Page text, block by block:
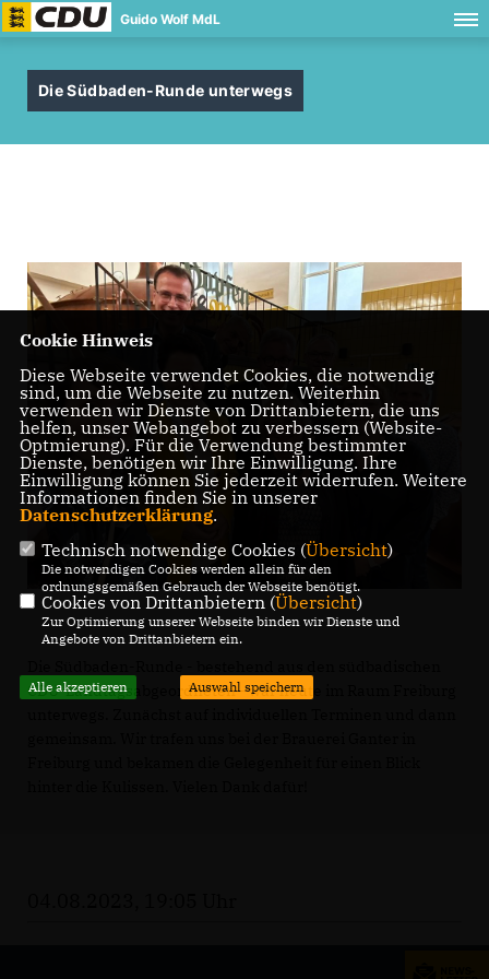
Guido Wolf MdL
Die Südbaden-Runde unterwegs
CDU-Landtagsabgeordneten - war heute im Raum Freiburg
Cookie Hinweis
Diese Webseite verwendet Cookies, die notwendig
sind, um die Webseite zu nutzen. Weiterhin
verwenden wir Dienste von Drittanbietern, die uns
helfen, unser Webangebot zu verbessern (Website-
Optmierung). Für die Verwendung bestimmter
Dienste, benötigen wir Ihre Einwilligung. Ihre
Einwilligung können Sie jederzeit widerrufen. Weitere
Informationen finden Sie in unserer
Datenschutzerklärung.
Technisch notwendige Cookies (Übersicht)
Die notwendigen Cookies werden allein für den
ordnungsgemäßen Gebrauch der Webseite benötigt.
Cookies von Drittanbietern (Übersicht)
Zur Optimierung unserer Webseite binden wir Dienste und
Angebote von Drittanbietern ein.
Alle akzeptieren Auswahl speichern